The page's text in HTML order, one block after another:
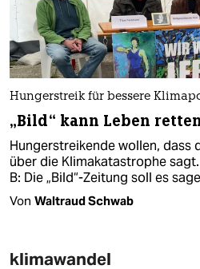
Hungerstreik für bessere
„Bild“ kann Leben
Hungerstreikende wollen, dass
über die Klimakatastrophe
B: Die „Bild“-Zeitung soll es
Von Waltraud Schwab
klimawandel